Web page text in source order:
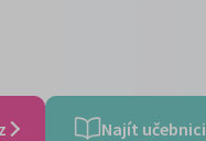
Najít učebnici